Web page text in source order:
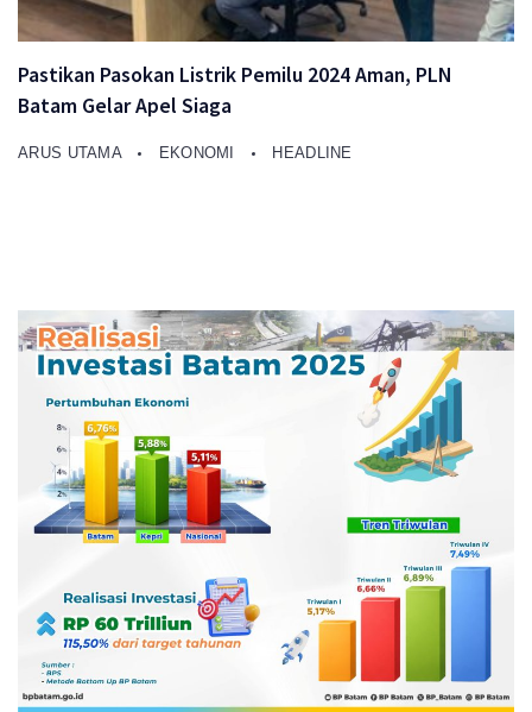
Pastikan Pasokan Listrik Pemilu 2024 Aman, PLN
Batam Gelar Apel Siaga
ARUS UTAMA EKONOMI HEADLINE